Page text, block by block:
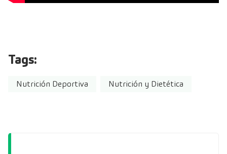
Tags:
Nutrición Deportiva Nutrición y Dietética